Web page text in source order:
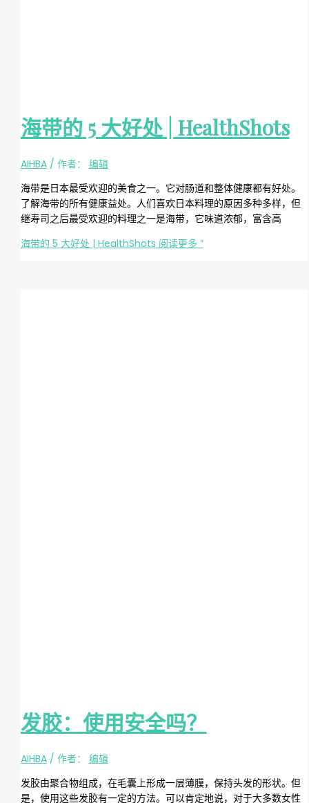
海带的 5 大好处 | HealthShots
AIHBA/ 作者：
编辑
海带是日本最受欢迎的美食之一。它对肠道和整体健康都有好处。
了解海带的所有健康益处。人们喜欢日本料理的原因多种多样，但
继寿司之后最受欢迎的料理之一是海带，它味道浓郁，富含高
海带的 5 大好处 | HealthShots 阅读更多 ”
发胶：使用安全吗？
AIHBA/ 作者：
编辑
发胶由聚合物组成，在毛囊上形成一层薄膜，保持头发的形状。但
是，使用这些发胶有一定的方法。可以肯定地说，对于大多数女性